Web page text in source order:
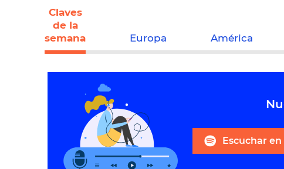
Claves
de la
semana
Europa América
Escuchar